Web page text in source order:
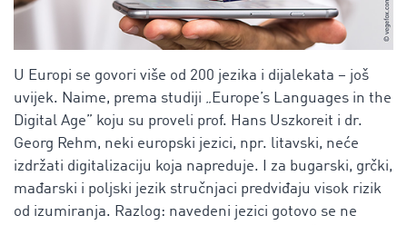
U Europi se govori više od 200 jezika i dijalekata – još
uvijek. Naime, prema studiji „Europe’s Languages in the
Digital Age” koju su proveli prof. Hans Uszkoreit i dr.
Georg Rehm, neki europski jezici, npr. litavski, neće
izdržati digitalizaciju koja napreduje. I za bugarski, grčki,
mađarski i poljski jezik stručnjaci predviđaju visok rizik
od izumiranja. Razlog: navedeni jezici gotovo se ne